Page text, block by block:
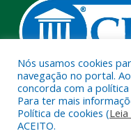
Muito mais quecriar site
Realizamos uma
contrato que todas as
Nós usamos cookies
navegação no portal.
concorda com a
Para ter mais
Política de cookies (
ACEITO.